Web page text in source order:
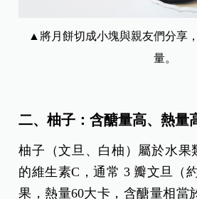
▲將月餅切成小塊與親友們分享
量。
二、柚子：含醣量高、熱量
柚子（文旦、白柚）屬於水果
的維生素C，通常 3 瓣文旦（
果，熱量60大卡，含醣量相當